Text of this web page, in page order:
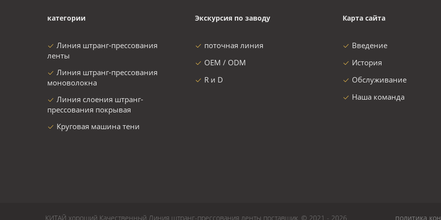
категории
Линия штранг-прессования
ленты
Линия штранг-прессования
моноволокна
Линия слоения штранг-
прессования покрывая
Круговая машина тени
Экскурсия по заводу
поточная линия
OEM / ODM
R и D
Карта сайта
Введение
История
Обслуживание
Наша команда
политика
КИТАЙ хороший Качественный Линия штранг-прессования ленты поставщик. © 2021 - 2026